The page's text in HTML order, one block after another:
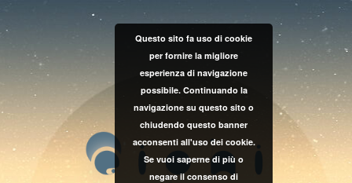
Questo sito fa uso di cookie
per fornire la migliore
esperienza di navigazione
possibile. Continuando la
navigazione su questo sito o
chiudendo questo banner
acconsenti all'uso dei cookie.
Se vuoi saperne di più o
negare il consenso di